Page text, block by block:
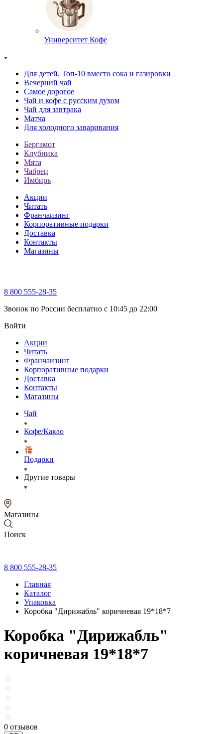
Университет Кофе
Для детей. Топ-10 вместо сока и газировки
Вечерний чай
Самое дорогое
Чай и кофе с русским духом
Чай для завтрака
Матча
Для холодного заваривания
Бергамот
Клубника
Мята
Чабрец
Имбирь
Акции
Читать
Франчаизинг
Корпоративные подарки
Доставка
Контакты
Магазины
8 800 555-28-35
Звонок по России бесплатно c 10:45 до 22:00
Войти
Акции
Читать
Франчаизинг
Корпоративные подарки
Доставка
Контакты
Магазины
Чай
Кофе/Какао
Подарки
Другие товары
Магазины
Поиск
8 800 555-28-35
Главная
Каталог
Упаковка
Коробка "Дирижабль" коричневая 19*18*7
Коробка "Дирижабль"
коричневая 19*18*7
0 отзывов